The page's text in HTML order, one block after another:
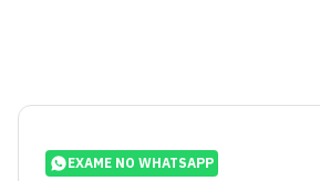
EXAME NO WHATSAPP